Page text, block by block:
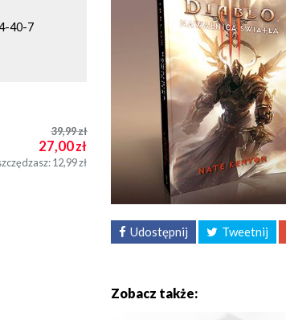
40-7
39,99zł
27,00zł
12,99zł
Udostępnij Tweetnij
Zobacz także: